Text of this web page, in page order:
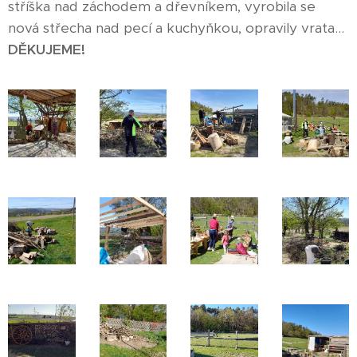
stříška nad záchodem a dřevníkem, vyrobila se
nová střecha nad pecí a kuchyňkou, opravily vrata...
DĚKUJEME!